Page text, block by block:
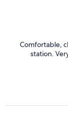
Comfortable,
station.